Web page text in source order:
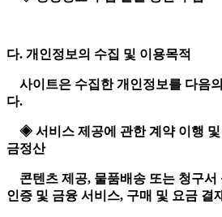
다. 개인정보의 수집 및 이용목적
사이트은 수집한 개인정보를 다음
다.
◈ 서비스 제공에 관한 계약 이행 및
금정산
콘텐츠 제공, 물품배송 또는 청구서
인증 및 금융 서비스, 구매 및 요금 결